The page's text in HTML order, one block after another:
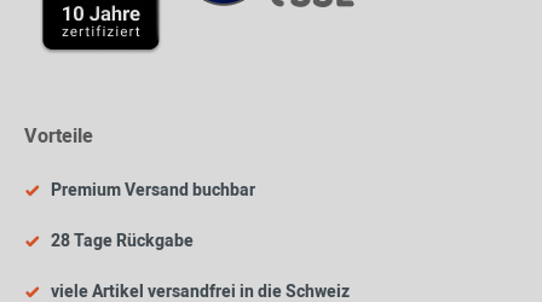
Vorteile
Premium Versand buchbar
28 Tage Rückgabe
viele Artikel versandfrei in die Schweiz